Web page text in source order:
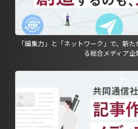
「編集力」と「ネットワーク」で、新
る総合メディア企